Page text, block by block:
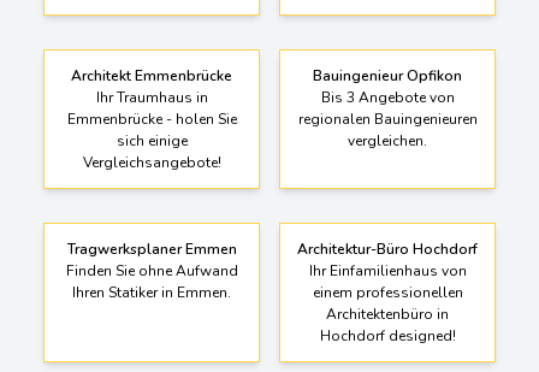
Architekt Emmenbrücke
Ihr Traumhaus in
Emmenbrücke - holen Sie
sich einige
Vergleichsangebote!
Bauingenieur Opfikon
Bis 3 Angebote von
regionalen Bauingenieuren
vergleichen.
Tragwerksplaner Emmen
Finden Sie ohne Aufwand
Ihren Statiker in Emmen.
Architektur-Büro Hochdorf
Ihr Einfamilienhaus von
einem professionellen
Architektenbüro in
Hochdorf designed!